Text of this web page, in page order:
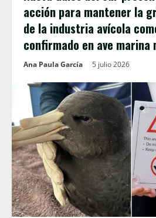
acción para mantener la
de la industria avícola
confirmado en ave marina
Ana Paula García 5 julio 2026